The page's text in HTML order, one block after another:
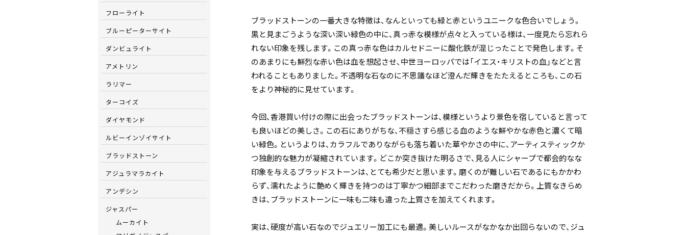
ブラッドストーンの一番大きな特徴は、なんといっても緑と赤というユニークな色合いでしょう。
黒と見まごうような深い深い緑色の中に、真っ赤な模様が点々と入っている様は、一度見たら忘れら
れない印象を残します。この真っ赤な色はカルセドニーに酸化鉄が混じったことで発色します。そ
のあまりにも鮮烈な赤い色は血を想起させ、中世ヨーロッパでは「イエス・キリストの血」などと言
われることもありました。不透明な石なのに不思議なほど澄んだ輝きをたたえるところも、この石
をより神秘的に見せています。
今回、香港買い付けの際に出会ったブラッドストーンは、模様というより景色を宿していると言って
も良いほどの美しさ。この石にありがちな、不穏さすら感じる血のような鮮やかな赤色と濃くて暗
い緑色。というよりは、カラフルでありながらも落ち着いた華やかさの中に、アーティスティックか
つ独創的な魅力が凝縮されています。どこか突き抜けた明るさで、見る人にシャープで都会的なな
印象を与えるブラッドストーンは、とても希少だと思います。磨くのが難しい石であるにもかかわ
らず、濡れたように艶めく輝きを持つのは丁寧かつ細部までこだわった磨きだから。上質なきらめ
きは、ブラッドストーンに一味も二味も違った上質さを加えてくれます。
実は、硬度が高い石なのでジュエリー加工にも最適。美しいルースがなかなか出回らないので、ジュ
フローライト
ブルーピーターサイト
ダンビュライト
アメトリン
ラリマー
ターコイズ
ダイヤモンド
ルビーインゾイサイト
ブラッドストーン
アジュラマラカイト
アンデシン
ジャスパー
ムーカイト